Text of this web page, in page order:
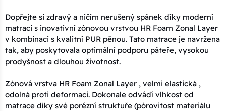
Dopřejte si zdravý a ničím nerušený spánek díky moderní
matraci s inovativní zónovou vrstvou HR Foam Zonal Layer
v kombinaci s kvalitní PUR pěnou. Tato matrace je navržena
tak, aby poskytovala optimální podporu páteře, vysokou
prodyšnost a dlouhou životnost.
Zónová vrstva HR Foam Zonal Layer , velmi elastická ,
odolná proti deformaci. Dokonale odvádí vlhkost od
matrace díky své porézní struktuře (pórovitost materiálu